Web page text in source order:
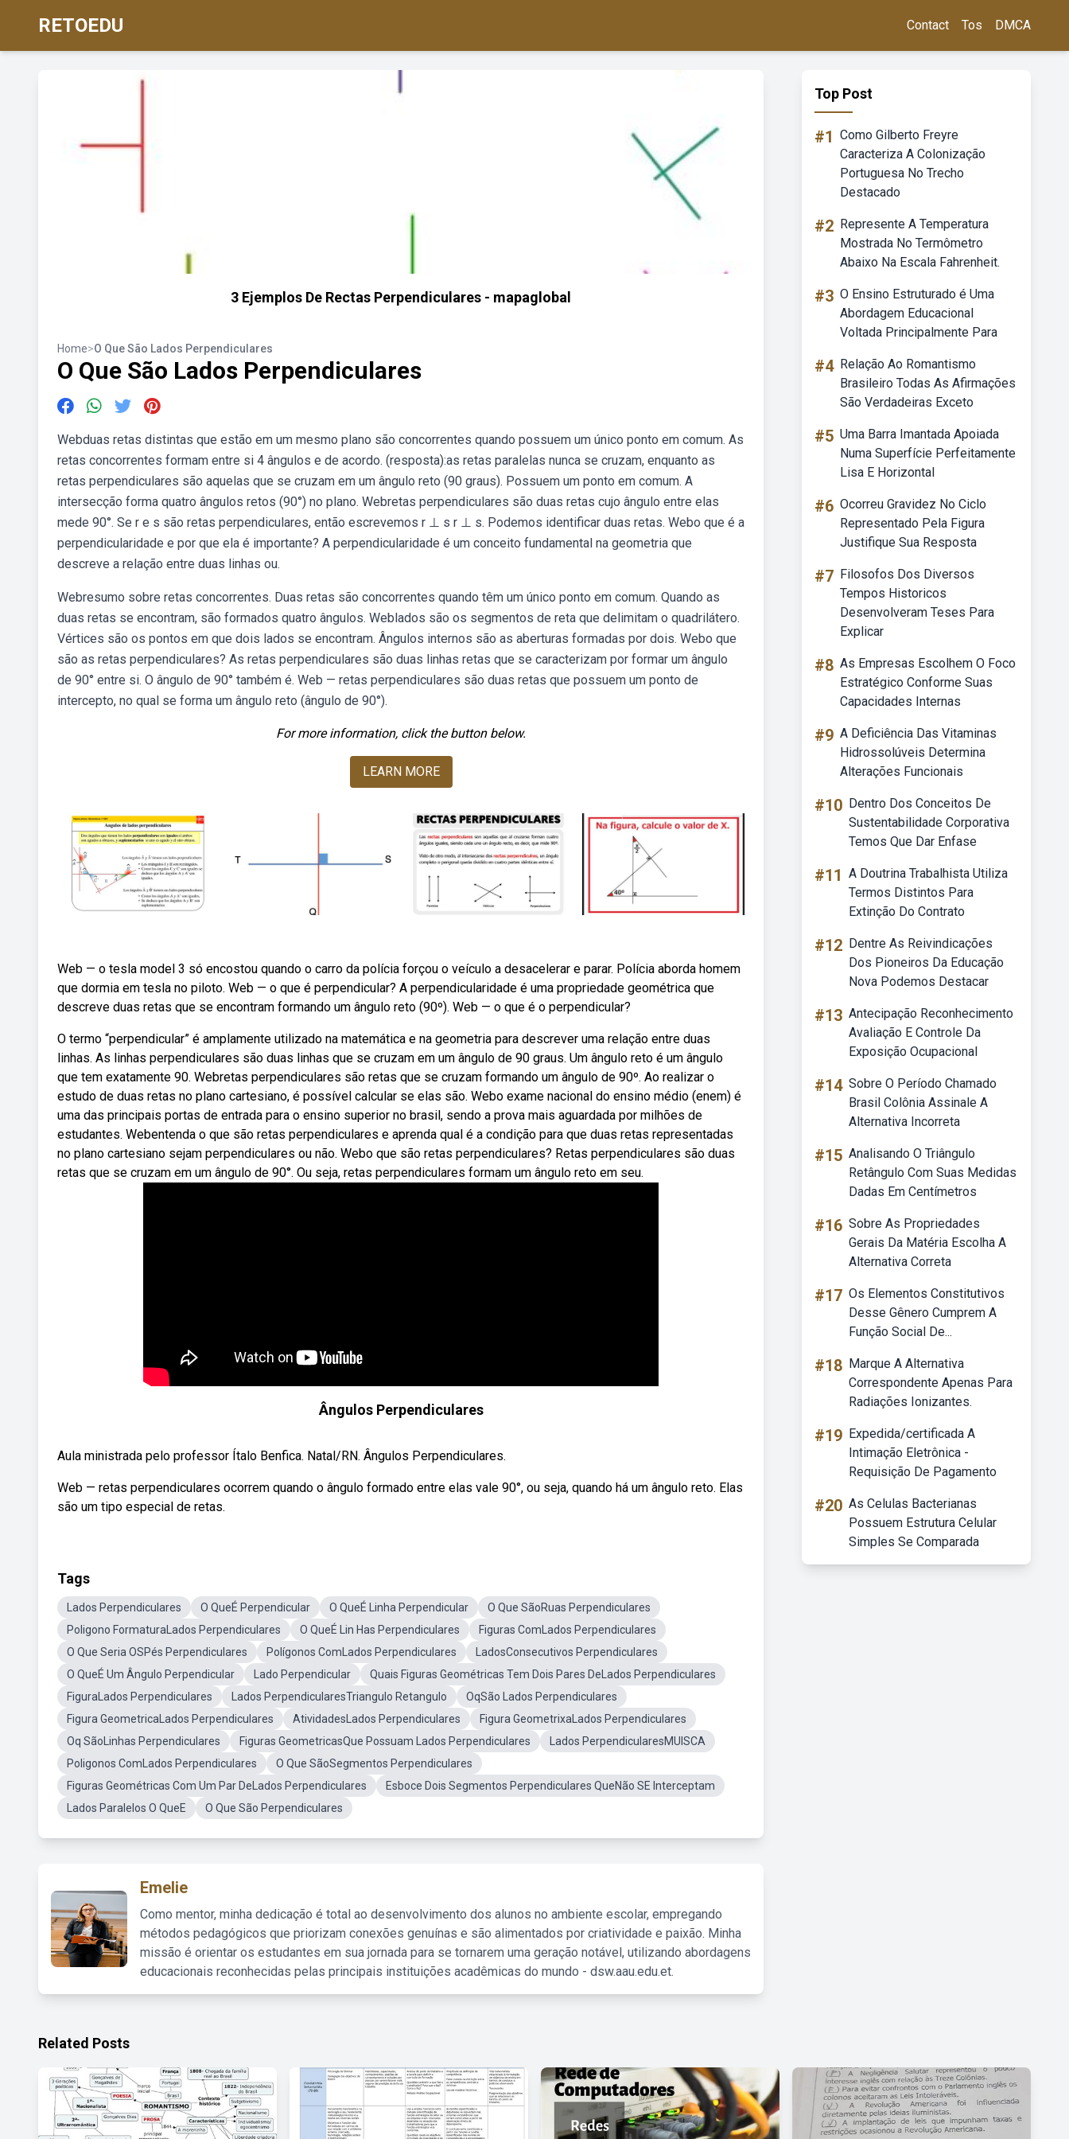
RETOEDU Contact Tos DMCA
3 Ejemplos De Rectas Perpendiculares - mapaglobal
Home>O Que São Lados Perpendiculares
O Que São Lados Perpendiculares
Webduas retas distintas que estão em um mesmo plano são concorrentes quando possuem um único ponto em comum. As
retas concorrentes formam entre si 4 ângulos e de acordo. (resposta):as retas paralelas nunca se cruzam, enquanto as
retas perpendiculares são aquelas que se cruzam em um ângulo reto (90 graus). Possuem um ponto em comum. A
intersecção forma quatro ângulos retos (90°) no plano. Webretas perpendiculares são duas retas cujo ângulo entre elas
mede 90°. Se r e s são retas perpendiculares, então escrevemos r ⊥ s r ⊥ s. Podemos identificar duas retas. Webo que é a
perpendicularidade e por que ela é importante? A perpendicularidade é um conceito fundamental na geometria que
descreve a relação entre duas linhas ou.
Webresumo sobre retas concorrentes. Duas retas são concorrentes quando têm um único ponto em comum. Quando as
duas retas se encontram, são formados quatro ângulos. Weblados são os segmentos de reta que delimitam o quadrilátero.
Vértices são os pontos em que dois lados se encontram. Ângulos internos são as aberturas formadas por dois. Webo que
são as retas perpendiculares? As retas perpendiculares são duas linhas retas que se caracterizam por formar um ângulo
de 90° entre si. O ângulo de 90° também é. Web — retas perpendiculares são duas retas que possuem um ponto de
intercepto, no qual se forma um ângulo reto (ângulo de 90°).
For more information, click the button below.
LEARN MORE
Web — o tesla model 3 só encostou quando o carro da polícia forçou o veículo a desacelerar e parar. Polícia aborda homem
que dormia em tesla no piloto. Web — o que é perpendicular? A perpendicularidade é uma propriedade geométrica que
descreve duas retas que se encontram formando um ângulo reto (90º). Web — o que é o perpendicular?
O termo “perpendicular” é amplamente utilizado na matemática e na geometria para descrever uma relação entre duas
linhas. As linhas perpendiculares são duas linhas que se cruzam em um ângulo de 90 graus. Um ângulo reto é um ângulo
que tem exatamente 90. Webretas perpendiculares são retas que se cruzam formando um ângulo de 90º. Ao realizar o
estudo de duas retas no plano cartesiano, é possível calcular se elas são. Webo exame nacional do ensino médio (enem) é
uma das principais portas de entrada para o ensino superior no brasil, sendo a prova mais aguardada por milhões de
estudantes. Webentenda o que são retas perpendiculares e aprenda qual é a condição para que duas retas representadas
no plano cartesiano sejam perpendiculares ou não. Webo que são retas perpendiculares? Retas perpendiculares são duas
retas que se cruzam em um ângulo de 90°. Ou seja, retas perpendiculares formam um ângulo reto em seu.
Ângulos Perpendiculares
Aula ministrada pelo professor Ítalo Benfica. Natal/RN. Ângulos Perpendiculares.
Web — retas perpendiculares ocorrem quando o ângulo formado entre elas vale 90°, ou seja, quando há um ângulo reto. Elas
são um tipo especial de retas.
Tags
Lados Perpendiculares O QueÉ Perpendicular O QueÉ Linha Perpendicular
O Que SãoRuas Perpendiculares
Poligono FormaturaLados Perpendiculares
O QueÉ Lin Has Perpendiculares
Figuras ComLados Perpendiculares
O Que Seria OSPés Perpendiculares
Polígonos ComLados Perpendiculares
LadosConsecutivos Perpendiculares
O QueÉ Um Ângulo Perpendicular
Lado Perpendicular
Quais Figuras Geométricas Tem Dois Pares DeLados Perpendiculares
FiguraLados Perpendiculares
Lados PerpendicularesTriangulo Retangulo
OqSão Lados Perpendiculares
Figura GeometricaLados Perpendiculares
AtividadesLados Perpendiculares
Figura GeometrixaLados Perpendiculares
Oq SãoLinhas Perpendiculares
Figuras GeometricasQue Possuam Lados Perpendiculares
Lados PerpendicularesMUISCA
Poligonos ComLados Perpendiculares
O Que SãoSegmentos Perpendiculares
Figuras Geométricas Com Um Par DeLados Perpendiculares
Esboce Dois Segmentos Perpendiculares QueNão SE Interceptam
Lados Paralelos O QueE
O Que São Perpendiculares
Emelie
Como mentor, minha dedicação é total ao desenvolvimento dos alunos no ambiente escolar, empregando
métodos pedagógicos que priorizam conexões genuínas e são alimentados por criatividade e paixão. Minha
missão é orientar os estudantes em sua jornada para se tornarem uma geração notável, utilizando abordagens
educacionais reconhecidas pelas principais instituições acadêmicas do mundo - dsw.aau.edu.et.
Top Post
#1 Como Gilberto Freyre
Caracteriza A Colonização
Portuguesa No Trecho
Destacado
#2 Represente A Temperatura
Mostrada No Termômetro
Abaixo Na Escala Fahrenheit.
#3 O Ensino Estruturado é Uma
Abordagem Educacional
Voltada Principalmente Para
#4 Relação Ao Romantismo
Brasileiro Todas As Afirmações
São Verdadeiras Exceto
#5 Uma Barra Imantada Apoiada
Numa Superfície Perfeitamente
Lisa E Horizontal
#6 Ocorreu Gravidez No Ciclo
Representado Pela Figura
Justifique Sua Resposta
#7 Filosofos Dos Diversos
Tempos Historicos
Desenvolveram Teses Para
Explicar
#8 As Empresas Escolhem O Foco
Estratégico Conforme Suas
Capacidades Internas
#9 A Deficiência Das Vitaminas
Hidrossolúveis Determina
Alterações Funcionais
#10 Dentro Dos Conceitos De
Sustentabilidade Corporativa
Temos Que Dar Enfase
#11 A Doutrina Trabalhista Utiliza
Termos Distintos Para
Extinção Do Contrato
#12 Dentre As Reivindicações
Dos Pioneiros Da Educação
Nova Podemos Destacar
#13 Antecipação Reconhecimento
Avaliação E Controle Da
Exposição Ocupacional
#14 Sobre O Período Chamado
Brasil Colônia Assinale A
Alternativa Incorreta
#15 Analisando O Triângulo
Retângulo Com Suas Medidas
Dadas Em Centímetros
#16 Sobre As Propriedades
Gerais Da Matéria Escolha A
Alternativa Correta
#17 Os Elementos Constitutivos
Desse Gênero Cumprem A
Função Social De...
#18 Marque A Alternativa
Correspondente Apenas Para
Radiações Ionizantes.
#19 Expedida/certificada A
Intimação Eletrônica -
Requisição De Pagamento
#20 As Celulas Bacterianas
Possuem Estrutura Celular
Simples Se Comparada
Related Posts